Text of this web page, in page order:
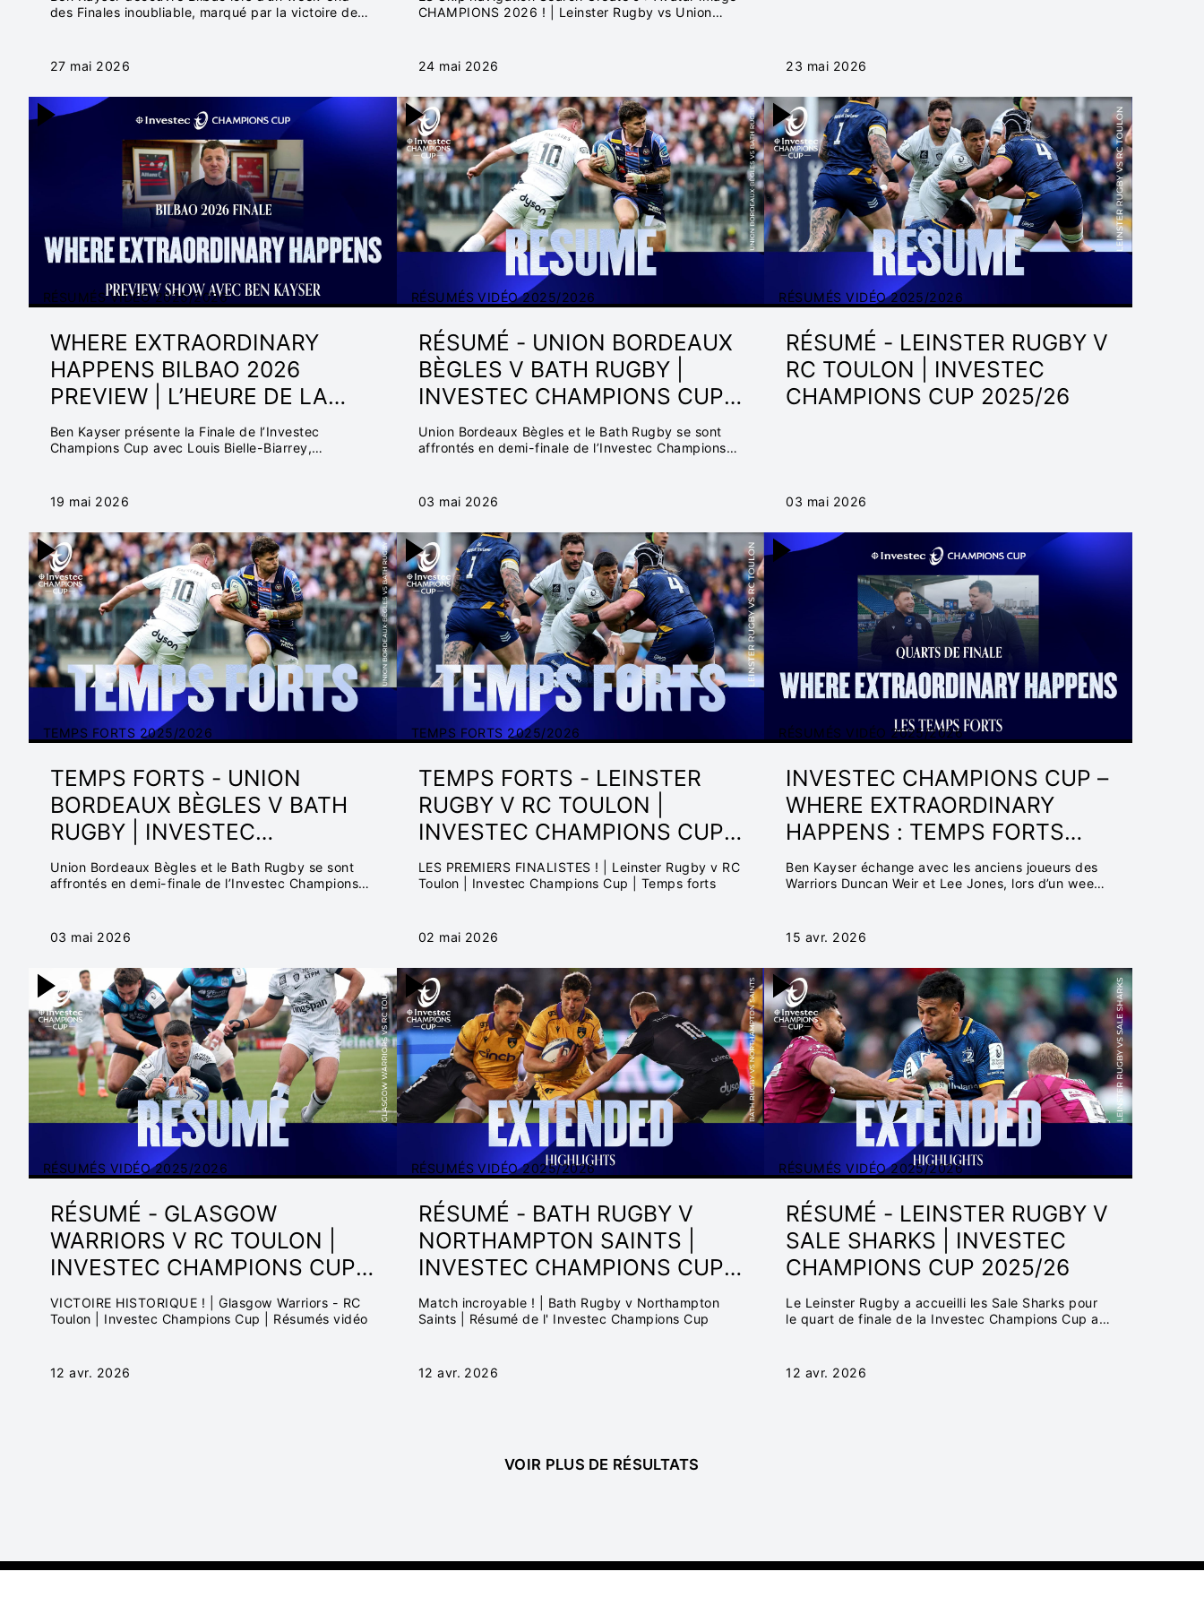
des Finales inoubliable, marqué par la victoire de
27 mai 2026
CHAMPIONS 2026 ! | Leinster Rugby vs Union
24 mai 2026
23 mai 2026
RÉSUMÉS VIDÉO 2025/2026
WHERE EXTRAORDINARY
HAPPENS BILBAO 2026
PREVIEW | L’HEURE DE LA
FINALE APPROCHE AVEC BEN
KAYSER
Ben Kayser présente la Finale de l’Investec
Champions Cup avec Louis Bielle-Biarrey,
irlandais Caelan Doris, lui aussi nommé.
19 mai 2026
RÉSUMÉS VIDÉO 2025/2026
RÉSUMÉ - UNION BORDEAUX
BÈGLES V BATH RUGBY |
INVESTEC CHAMPIONS CUP
2025/26
Union Bordeaux Bègles et le Bath Rugby se sont
affrontés en demi-finale de l’Investec Champions
03 mai 2026
RÉSUMÉS VIDÉO 2025/2026
RÉSUMÉ - LEINSTER RUGBY V
RC TOULON | INVESTEC
CHAMPIONS CUP 2025/26
03 mai 2026
TEMPS FORTS 2025/2026
TEMPS FORTS - UNION
BORDEAUX BÈGLES V BATH
RUGBY | INVESTEC
CHAMPIONS CUP 2025/26
Union Bordeaux Bègles et le Bath Rugby se sont
affrontés en demi-finale de l’Investec Champions
03 mai 2026
TEMPS FORTS 2025/2026
TEMPS FORTS - LEINSTER
RUGBY V RC TOULON |
INVESTEC CHAMPIONS CUP
2025/26
LES PREMIERS FINALISTES ! | Leinster Rugby v RC
Toulon | Investec Champions Cup | Temps forts
02 mai 2026
RÉSUMÉS VIDÉO 2025/2026
INVESTEC CHAMPIONS CUP –
WHERE EXTRAORDINARY
HAPPENS : TEMPS FORTS
DES QUARTS DE FINALE
Ben Kayser échange avec les anciens joueurs des
Warriors Duncan Weir et Lee Jones, lors d’un week-
15 avr. 2026
RÉSUMÉS VIDÉO 2025/2026
RÉSUMÉ - GLASGOW
WARRIORS V RC TOULON |
INVESTEC CHAMPIONS CUP
2025/26
VICTOIRE HISTORIQUE ! | Glasgow Warriors - RC
Toulon | Investec Champions Cup | Résumés vidéo
12 avr. 2026
RÉSUMÉS VIDÉO 2025/2026
RÉSUMÉ - BATH RUGBY V
NORTHAMPTON SAINTS |
INVESTEC CHAMPIONS CUP
2025/26
Match incroyable ! | Bath Rugby v Northampton
Saints | Résumé de l' Investec Champions Cup
12 avr. 2026
RÉSUMÉS VIDÉO 2025/2026
RÉSUMÉ - LEINSTER RUGBY V
SALE SHARKS | INVESTEC
CHAMPIONS CUP 2025/26
Le Leinster Rugby a accueilli les Sale Sharks pour
le quart de finale de la Investec Champions Cup au
12 avr. 2026
VOIR PLUS DE RÉSULTATS